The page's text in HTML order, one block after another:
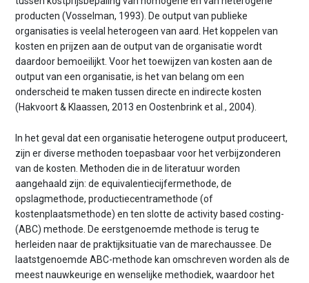
producten (Vosselman, 1993). De output van publieke
organisaties is veelal heterogeen van aard. Het koppelen van
kosten en prijzen aan de output van de organisatie wordt
daardoor bemoeilijkt. Voor het toewijzen van kosten aan de
output van een organisatie, is het van belang om een
onderscheid te maken tussen directe en indirecte kosten
(Hakvoort & Klaassen, 2013 en Oostenbrink et al., 2004).
In het geval dat een organisatie heterogene output produceert,
zijn er diverse methoden toepasbaar voor het verbijzonderen
van de kosten. Methoden die in de literatuur worden
aangehaald zijn: de equivalentiecijfermethode, de
opslagmethode, productiecentramethode (of
kostenplaatsmethode) en ten slotte de activity based costing-
(ABC) methode. De eerst­genoemde methode is terug te
herleiden naar de praktijk­situatie van de marechaussee. De
laatstgenoemde ABC-methode kan omschreven worden als de
meest nauwkeurige en wenselijke methodiek, waardoor het